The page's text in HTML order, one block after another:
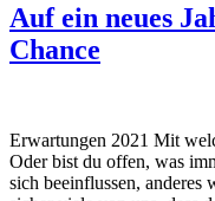
Auf ein neues
Chance
Erwartungen 2021 Mit
Oder bist du offen, was
sich beeinflussen,